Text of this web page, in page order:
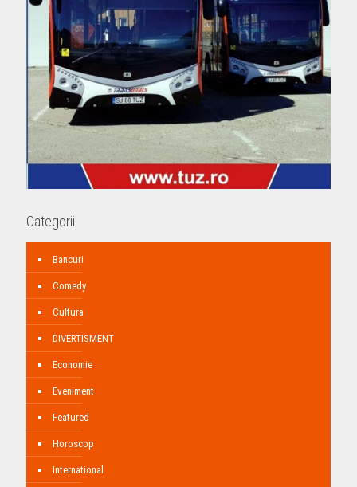
Categorii
Bancuri
Comedy
Cultura
DIVERTISMENT
Economie
Eveniment
Featured
Horoscop
International